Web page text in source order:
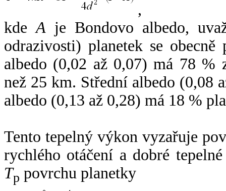
,
kdeA je Bondovo albedo,
odrazivosti) planetek se
albedo (0,02 až 0,07) má 78 %
než 25 km. Střední albedo (0,08
albedo (0,13 až 0,28) má 18 %
Tento tepelný výkon vyzařuje
rychlého otáčení a dobré
Tp povrchu planetky